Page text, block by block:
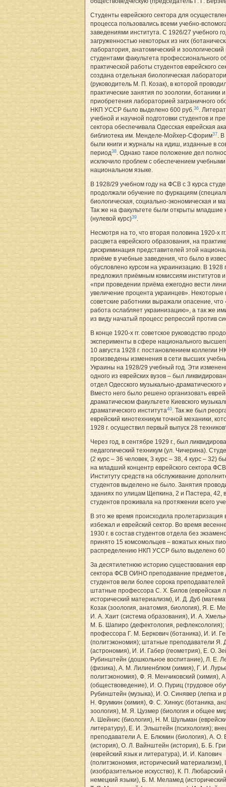
Студенты еврейского сектора для
процесса пользовались всеми учебно-
заведениями института. С 1926/27 учебного
загруженностью некоторых из них
лаборатория, анатомический и
студентами факультета профессионального
практической работы студентов еврейского
создана отдельная биологическая
(руководитель М. П. Козак), в которой
практические занятия по зоологии, ботаники
приобретения лабораторией заграничного
НКП УССР было выделено 600 руб.36.
учебной и научной подготовки студентов и
сектора обеспечивала Одесская еврейская
библиотека им. Менделе-Мойхер-Сфорим37. В
были книги и журналы на идиш, изданные в
период38. Однако такое положение дел
исключило проблем с обеспечением
национальном языке.
В 1928/29 учебном году на ФСВ с 3 курса
продолжали обучение по фуркациям
биологическая, социально-экономическая и
Так же на факультете были открыты младшие
(нулевой курс)39.
Несмотря на то, что вторая половина 1920-х
расцвета еврейского образования, на
дискриминация представителей этой
приёме в учебные заведения, что было в
обусловлено курсом на украинизацию. В
предложил приёмным комиссиям институтов и
«при проведении приёма ежегодно вести
увеличение процента украинцев».
советские работники выражали опасение, что
работа ослабляет украинизацию», а так же
из виду начатый процесс репрессий против
В конце 1920-х гг. советское руководство
эксперименты в сфере национального
10 августа 1928 г. постановлением
произведены изменения в сети высших
Украины на 1928/29 учебный год. Эти
одного из еврейских вузов – был
отдел Одесского музыкально-драматического
Вместо него было решено организовать
драматическом факультете Киевского
драматического института40. Так же был
еврейский кинотехникум точной механики,
1928 г. осуществил первый выпуск 28 техников
Через год, в сентябре 1929 г., был
педагогический техникум (ул. Чичерина).
(2 курс – 36 человек, 3 курс – 38, 4 курс – 32)
на младший концентр еврейского сектора
Институту средств на обслуживание
студентов выделено не было. Занятия
зданиях по улицам Щепкина, 2 и Пастера, 42,
студентов проживала на протяжении всего
В это же время происходила пролетаризация
избежал и еврейский сектор. Во время
1930 г. в состав студентов отдела без
принято 15 комсомольцев – вожатых юных
распределению НКП УССР было выделено 60
За десятилетнюю историю существования
сектора ФСВ ОИНО преподавание предметов
студентов вели более сорока
штатные профессора С. Х. Билов (еврейская
исторический материализм), И. Д. Дуб
Козак (зоология, анатомия, биология), Я. Е.
И. А. Хаит (система образования), И. А.
М. Б. Шапиро (дефектология,
профессора Г. М. Беркович (ботаника), И. И.
(политэкономия); штатные преподаватели Я.
(астрономия), И. И. Габер (геометрия), Е. О.
Рубинштейн (дошкольное воспитание), Л. Е.
(физика), А. М. Лилиенблюм (химия), Г. И.
политэкономия), Ф. Я. Менчиковский (химия),
(обществоведение), И. О. Пуриц (трудовое
Рубинштейн (музыка), И. О. Синявер (лепка и
Н. Фрумкин (химия), Ф. С. Хинкус (ботаника,
зоология), М. Я. Цузмер (биология и общее
А. Шейнис (биология), Н. М. Шульман
литературу), Е. И. Эльштейн (психология);
преподаватели А. Е. Блюмин (биология), А. О.
(история), О. Л. Вайнштейн (история), Б. Б.
(еврейский язык и литература), И. И. Капович
(политэкономия, исторический материализм),
(изобразительное искусство), К. П. Любарский
немецкий языки), Б. М. Меламед